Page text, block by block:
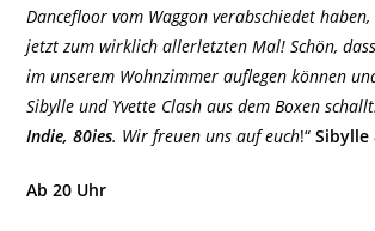
Dancefloor vom Waggon verabschiedet
jetzt zum wirklich allerletzten Mal! Schön,
im unserem Wohnzimmer auflegen können
Sibylle und Yvette Clash aus dem Boxen
Indie, 80ies. Wir freuen uns auf euch!“Sibylle
Ab 20 Uhr